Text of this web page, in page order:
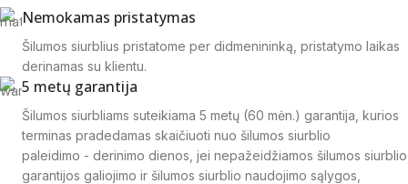
Nemokamas pristatymas
Šilumos siurblius pristatome per didmenininką, pristatymo laikas
derinamas su klientu.
5 metų garantija
Šilumos siurbliams suteikiama 5 metų (60 mėn.) garantija, kurios
terminas pradedamas skaičiuoti nuo šilumos siurblio
paleidimo - derinimo dienos, jei nepažeidžiamos šilumos siurblio
garantijos galiojimo ir šilumos siurblio naudojimo sąlygos,